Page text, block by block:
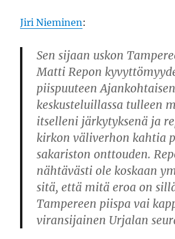
Jiri Nieminen:
Sen sijaan uskon
Matti Repon
piispuuteen
keskusteluillassa tulleen
itselleni järkytyksenä ja
kirkon väliverhon kahtia
sakariston onttouden.
nähtävästi ole koskaan
sitä, että mitä eroa on
Tampereen piispa vai
viransijainen Urjalan